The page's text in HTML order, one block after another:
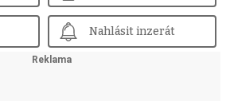
Nahlásit inzerát